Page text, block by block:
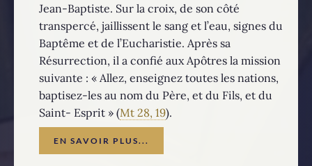
Jean-Baptiste. Sur la croix, de son côté
transpercé, jaillissent le sang et l’eau, signes du
Baptême et de l’Eucharistie. Après sa
Résurrection, il a confié aux Apôtres la mission
suivante : « Allez, enseignez toutes les nations,
baptisez-les au nom du Père, et du Fils, et du
Saint- Esprit » (Mt 28, 19).
EN SAVOIR PLUS...